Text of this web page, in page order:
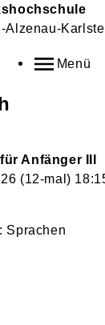
Alzenau-
Menü
Anfänger III
(12-mal)
Sprachen